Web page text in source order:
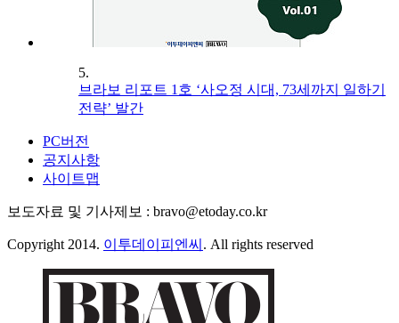
5.
브라보 리포트 1호 ‘사오정 시대, 73세까지 일하기
전략’ 발간
PC버전
공지사항
사이트맵
보도자료 및 기사제보 : bravo@etoday.co.kr
Copyright 2014. 이투데이피엔씨 . All rights reserved